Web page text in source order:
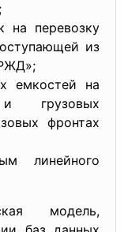
на перевозку
из
емкостей на
грузовых
фронтах
линейного
модель,